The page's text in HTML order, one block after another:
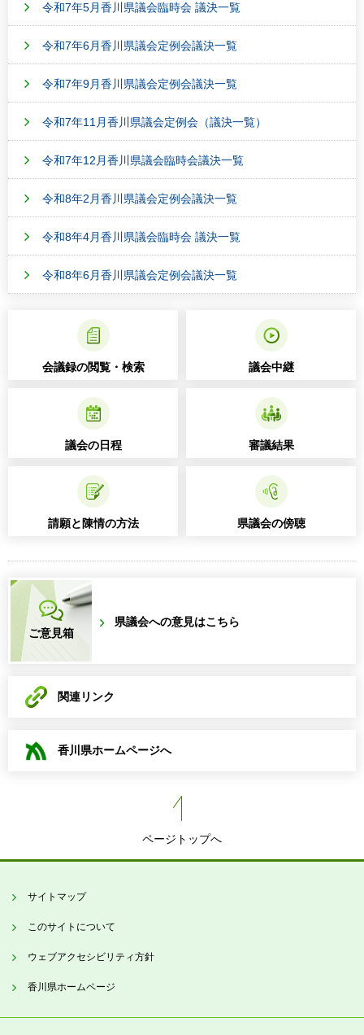
令和7年5月香川県議会臨時会 議決一覧
令和7年6月香川県議会定例会議決一覧
令和7年9月香川県議会定例会議決一覧
令和7年11月香川県議会定例会（議決一覧）
令和7年12月香川県議会臨時会議決一覧
令和8年2月香川県議会定例会議決一覧
令和8年4月香川県議会臨時会 議決一覧
令和8年6月香川県議会定例会議決一覧
会議録の閲覧・検索 議会中継
議会の日程 審議結果
請願と陳情の方法 県議会の傍聴
ご意見箱
県議会への意見はこちら
関連リンク
香川県ホームページへ
ページトップへ
サイトマップ
このサイトについて
ウェブアクセシビリティ方針
香川県ホームページ